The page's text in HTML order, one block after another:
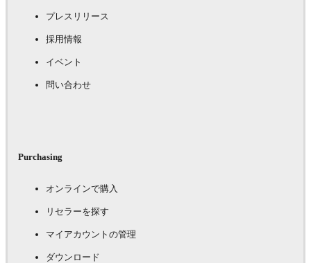
プレスリリース
採用情報
イベント
問い合わせ
Purchasing
オンラインで購入
リセラーを探す
マイアカウントの管理
ダウンロード